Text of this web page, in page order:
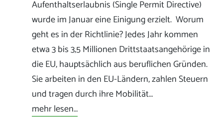
Aufenthaltserlaubnis (Single Permit Directive)
wurde im Januar eine Einigung erzielt. Worum
geht es in der Richtlinie? Jedes Jahr kommen
etwa 3 bis 3,5 Millionen Drittstaatsangehörige in
die EU, hauptsächlich aus beruflichen Gründen.
Sie arbeiten in den EU-Ländern, zahlen Steuern
und tragen durch ihre Mobilität…
mehr lesen…